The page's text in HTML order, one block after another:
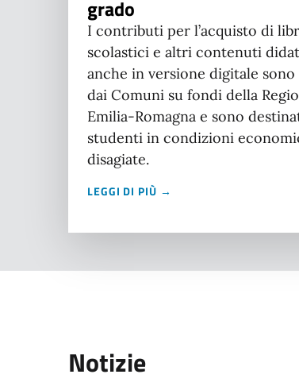
grado
I contributi per l’acquisto di
scolastici e altri contenuti
anche in versione digitale
dai Comuni su fondi della
Emilia-Romagna e sono
studenti in condizioni
disagiate.
LEGGI DI PIÙ →
Notizie